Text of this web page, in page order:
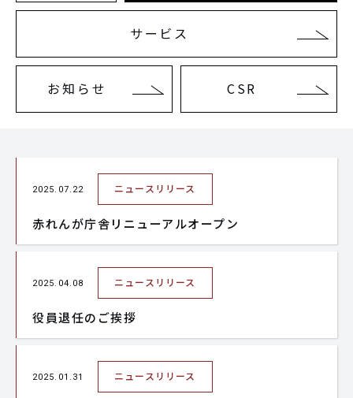
サービス
お知らせ CSR
2025.07.22 ニュースリリース
赤れんが庁舎リニューアルオープン
2025.04.08 ニュースリリース
役員退任のご挨拶
2025.01.31 ニュースリリース